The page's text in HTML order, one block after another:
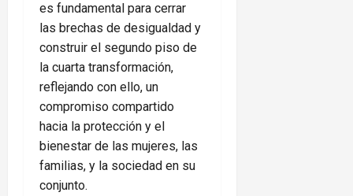
es fundamental para cerrar
las brechas de desigualdad y
construir el segundo piso de
la cuarta transformación,
reflejando con ello, un
compromiso compartido
hacia la protección y el
bienestar de las mujeres, las
familias, y la sociedad en su
conjunto.